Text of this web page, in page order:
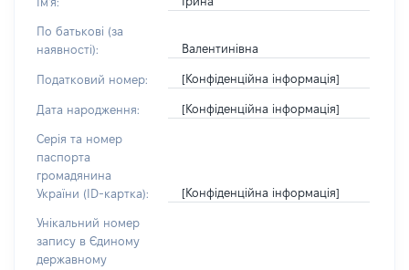
По батькові (за
наявності):
Валентинівна
Податковий номер: [Конфіденційна інформація]
Дата народження: [Конфіденційна інформація]
Серія та номер
паспорта
громадянина
України (ID-картка):
[Конфіденційна інформація]
Унікальний номер
запису в Єдиному
державному